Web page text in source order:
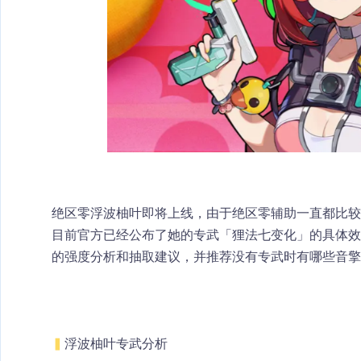
绝区零浮波柚叶即将上线，由于绝区零辅助一直都比
目前官方已经公布了她的专武「狸法七变化」的具体
的强度分析和抽取建议，并推荐没有专武时有哪些音
▍ 浮波柚叶专武分析